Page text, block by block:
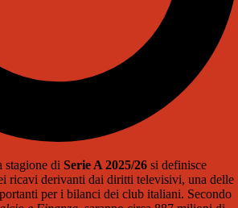
stagione di Serie A 2025/26 si definisce
ricavi derivanti dai diritti televisivi, una delle
per i bilanci dei club italiani. Secondo